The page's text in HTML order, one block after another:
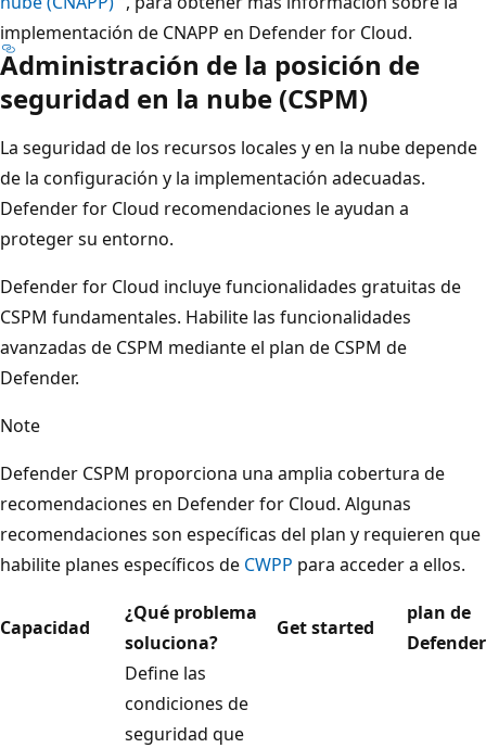
implementación de CNAPP en Defender for Cloud.
Administración de la posición de
seguridad en la nube (CSPM)
La seguridad de los recursos locales y en la nube depende
de la configuración y la implementación adecuadas.
Defender for Cloud recomendaciones le ayudan a
proteger su entorno.
Defender for Cloud incluye funcionalidades gratuitas de
CSPM fundamentales. Habilite las funcionalidades
avanzadas de CSPM mediante el plan de CSPM de
Defender.
Note
Defender CSPM proporciona una amplia cobertura de
recomendaciones en Defender for Cloud. Algunas
recomendaciones son específicas del plan y requieren que
habilite planes específicos de CWPP para acceder a ellos.
Capacidad
¿Qué problema
soluciona?
Get started
plan de
Defender
Define las
condiciones de
seguridad que